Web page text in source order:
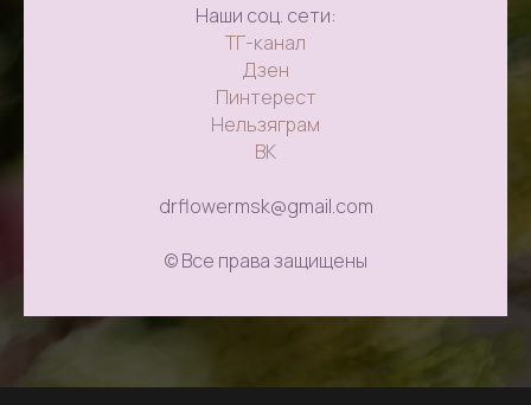
Наши соц. сети:
ТГ-канал
Дзен
Пинтерест
Нельзяграм
ВК
drflowermsk@gmail.com
© Все права защищены